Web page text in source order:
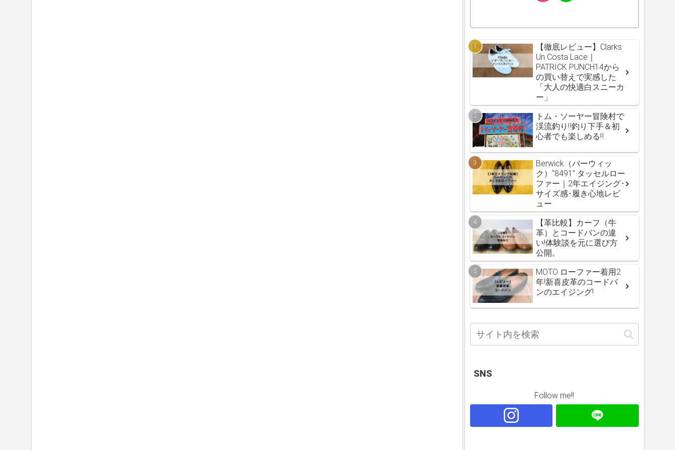
【徹底レビュー】Clarks
Un Costa Lace｜
PATRICK PUNCH14から
の買い替えで実感した
「大人の快適白スニーカ
ー」
トム・ソーヤー冒険村で
渓流釣り‼釣り下手＆初
心者でも楽しめる‼
Berwick（バーウィッ
ク）"8491" タッセルロー
ファー｜2年エイジング･
サイズ感･履き心地レビ
ュー
【革比較】カーフ（牛
革）とコードバンの違
い!体験談を元に選び方
公開。
MOTO ローファー着用2
年!新喜皮革のコードバ
ンのエイジング!
SNS
Follow me!!